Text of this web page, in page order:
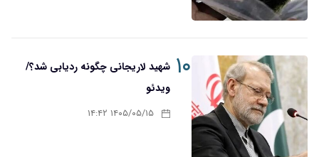
۱۰ شهید لاریجانی چگونه ردیابی شد؟/
ویدئو
۱۴۰۵/۰۵/۱۵ ۱۴:۴۲